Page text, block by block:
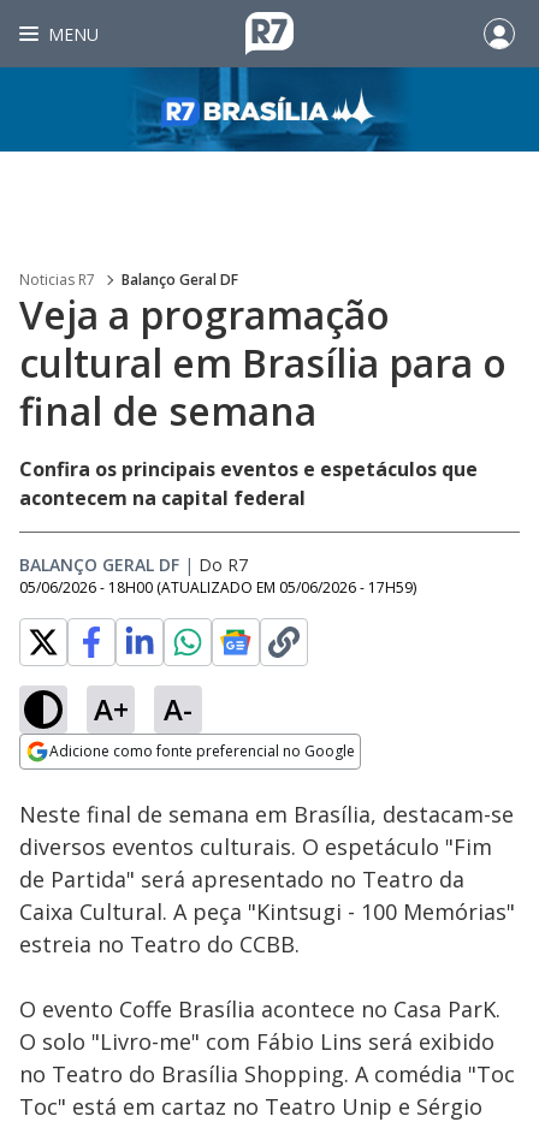
MENU
Noticias R7 Balanço Geral DF
Veja a programação
cultural em Brasília para o
final de semana
Confira os principais eventos e espetáculos que
acontecem na capital federal
BALANÇO GERAL DF | Do R7
05/06/2026 - 18H00 (ATUALIZADO EM 05/06/2026 - 17H59)
A+ A-
Adicione como fonte preferencial no Google
Ativar
Loaded :
15.74%
Neste final de semana em Brasília, destacam-se
diversos eventos culturais. O espetáculo "Fim
de Partida" será apresentado no Teatro da
Caixa Cultural. A peça "Kintsugi - 100 Memórias"
estreia no Teatro do CCBB.
O evento Coffe Brasília acontece no Casa ParK.
O solo "Livro-me" com Fábio Lins será exibido
no Teatro do Brasília Shopping. A comédia "Toc
Toc" está em cartaz no Teatro Unip e Sérgio